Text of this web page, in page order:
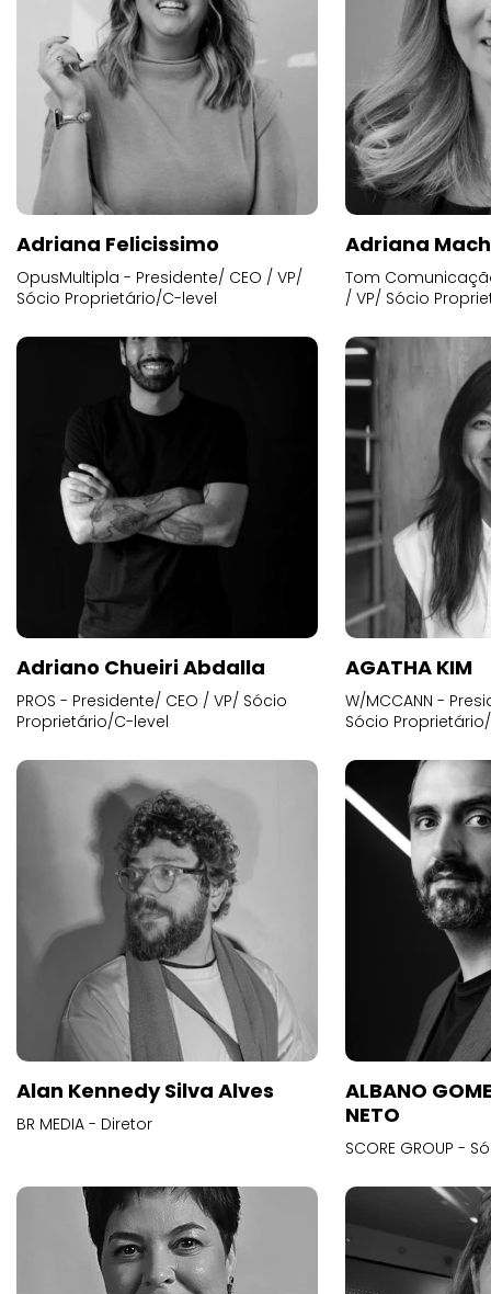
Adriana Felicissimo
OpusMultipla - Presidente/ CEO / VP/
Sócio Proprietário/C-level
Adriana
Tom
/ VP/ Sócio
Adriano Chueiri Abdalla
PROS - Presidente/ CEO / VP/ Sócio
Proprietário/C-level
AGATHA KIM
W/MCCANN -
Sócio
Alan Kennedy Silva Alves
BR MEDIA - Diretor
ALBANO
NETO
SCORE GROUP -